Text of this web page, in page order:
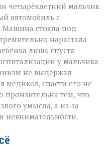
четырёхлетний мальчик
автомобиль с
Машина стояла под
нарастала
лишь спустя
у мальчика
не выдержал
медиков, спасти его не
пронзительна тем, что
умысла, а из‑за
невнимательности.